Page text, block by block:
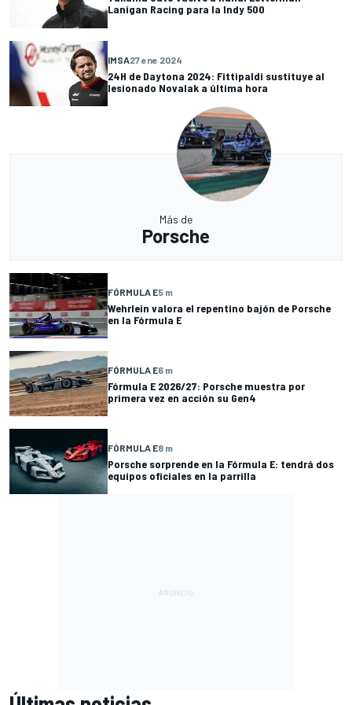
Lanigan Racing para la Indy 500
IMSA27 ene 2024
24H de Daytona 2024: Fittipaldi sustituye al
lesionado Novalak a última hora
Más de
Porsche
FÓRMULA E5 m
Wehrlein valora el repentino bajón de Porsche
en la Fórmula E
FÓRMULA E6 m
Fórmula E 2026/27: Porsche muestra por
primera vez en acción su Gen4
FÓRMULA E8 m
Porsche sorprende en la Fórmula E: tendrá dos
equipos oficiales en la parrilla